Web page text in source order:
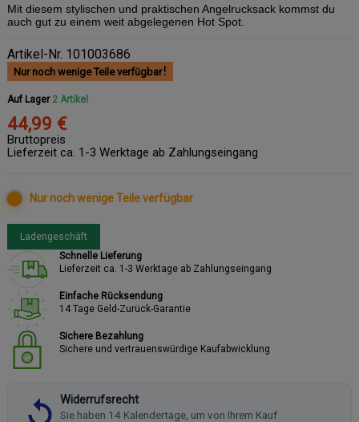
Mit diesem stylischen und praktischen Angelrucksack kommst du
auch gut zu einem weit abgelegenen Hot Spot.
Artikel-Nr. 101003686
Nur noch wenige Teile verfügbar
Auf Lager 2 Artikel
44,99 €
Bruttopreis
Lieferzeit ca. 1-3 Werktage ab Zahlungseingang
Nur noch wenige Teile verfügbar
Ladengeschäft
Schnelle Lieferung
Lieferzeit ca. 1-3 Werktage ab Zahlungseingang
Einfache Rücksendung
14 Tage Geld-Zurück-Garantie
Sichere Bezahlung
Sichere und vertrauenswürdige Kaufabwicklung
Widerrufsrecht
Sie haben 14 Kalendertage, um von Ihrem Kauf